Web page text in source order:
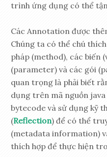
trình ứng dụng có thể
Các Annotation được
Chúng ta có thể chú
pháp (method), các biến
(parameter) và các gói
quan trọng là phải biết
dụng trên mã nguồn
bytecode và sử dụng kỹ
(Reflection) để có thể
(metadata information)
thích hợp để thực hiện